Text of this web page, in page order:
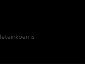
is